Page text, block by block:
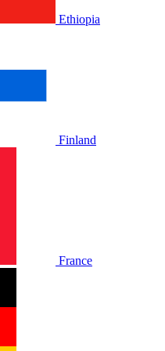
Ethiopia
Finland
France